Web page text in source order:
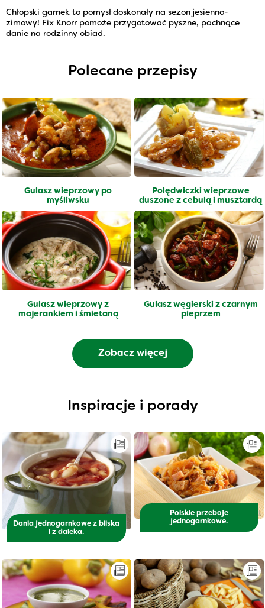
Chłopski garnek to pomysł doskonały na sezon jesienno-
zimowy! Fix Knorr pomoże przygotować pyszne, pachnące
danie na rodzinny obiad.
Polecane przepisy
Gulasz wieprzowy po
myśliwsku
Polędwiczki wieprzowe
duszone z cebulą i musztardą
Gulasz wieprzowy z
majerankiem i śmietaną
Gulasz węgierski z czarnym
pieprzem
Zobacz więcej
Inspiracje i porady
Dania jednogarnkowe z bliska
i z daleka.
Polskie przeboje
jednogarnkowe.